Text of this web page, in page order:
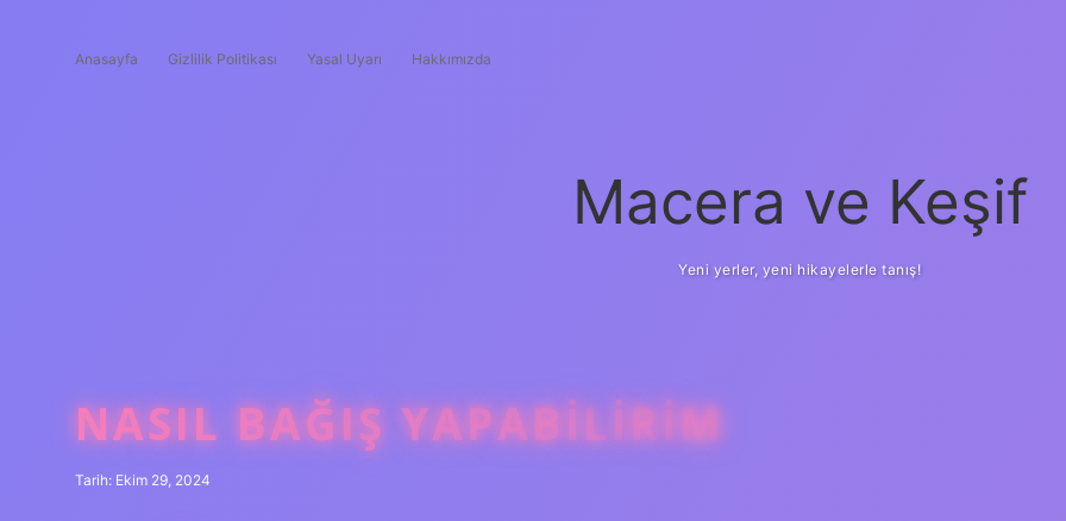
Anasayfa Gizlilik Politikası Yasal Uyarı Hakkımızda
Macera ve Keşif
Yeni yerler, yeni hikayelerle tanış!
NASIL BAĞIŞ YAPABILIRIM
Tarih: Ekim 29, 2024